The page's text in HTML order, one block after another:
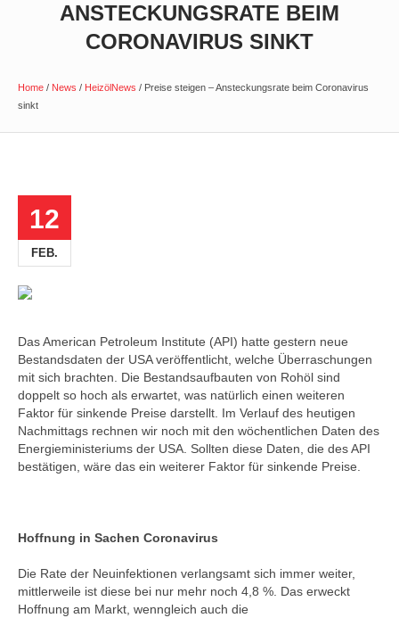
ANSTECKUNGSRATE BEIM
CORONAVIRUS SINKT
Home / News / HeizölNews / Preise steigen – Ansteckungsrate beim Coronavirus
sinkt
12
FEB.
Das American Petroleum Institute (API) hatte gestern neue
Bestandsdaten der USA veröffentlicht, welche Überraschungen
mit sich brachten. Die Bestandsaufbauten von Rohöl sind
doppelt so hoch als erwartet, was natürlich einen weiteren
Faktor für sinkende Preise darstellt. Im Verlauf des heutigen
Nachmittags rechnen wir noch mit den wöchentlichen Daten des
Energieministeriums der USA. Sollten diese Daten, die des API
bestätigen, wäre das ein weiterer Faktor für sinkende Preise.
Hoffnung in Sachen Coronavirus
Die Rate der Neuinfektionen verlangsamt sich immer weiter,
mittlerweile ist diese bei nur mehr noch 4,8 %. Das erweckt
Hoffnung am Markt, wenngleich auch die